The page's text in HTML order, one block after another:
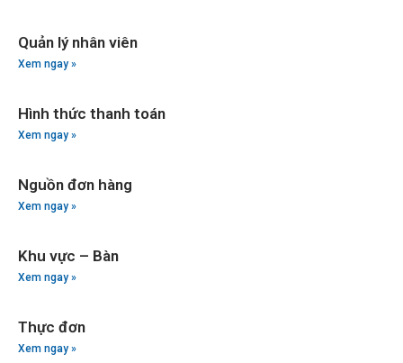
Quản lý nhân viên
Xem ngay »
Hình thức thanh toán
Xem ngay »
Nguồn đơn hàng
Xem ngay »
Khu vực – Bàn
Xem ngay »
Thực đơn
Xem ngay »